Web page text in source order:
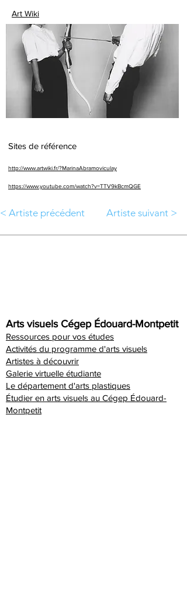
Art Wiki
Sites de référence
http://www.artwiki.fr/?MarinaAbramoviculay
https://www.youtube.com/watch?v=TTV9kBcmQGE
< Artiste précédent Artiste suivant >
Arts visuels Cégep Édouard-Montpetit
Ressources pour vos études
Activités du programme d'arts visuels
Artistes à découvrir
Galerie virtuelle étudiante
Le département d'arts plastiques
Étudier en arts visuels au Cégep Édouard-
Montpetit